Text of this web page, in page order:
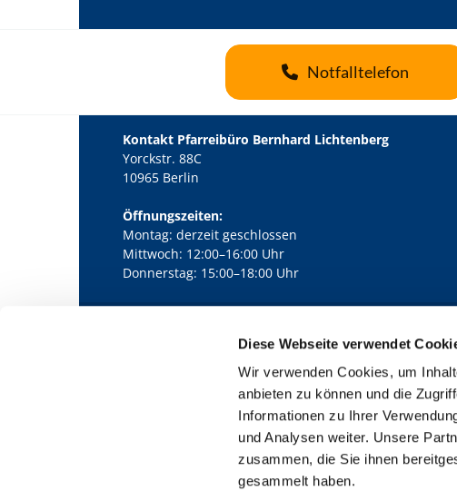
Diese Webseite verwendet
Wir verwenden Cookies, um
anbieten zu können und die
Informationen zu Ihrer
und Analysen weiter. Unsere
zusammen, die Sie ihnen
gesammelt haben.
Notfalltelefon
Kontakt Pfarreibüro Bernhard Lichtenberg
Yorckstr. 88C
10965 Berlin
Öffnungszeiten:
Montag: derzeit geschlossen
Mittwoch: 12:00–16:00 Uhr
Donnerstag: 15:00–18:00 Uhr
Kath. Kirchengemeinde Pfarrei Bernhard